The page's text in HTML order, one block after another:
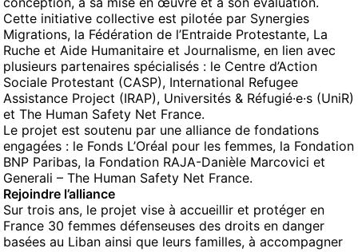
Cette initiative collective est pilotée par Synergies
Migrations, la Fédération de l’Entraide Protestante, La
Ruche et Aide Humanitaire et Journalisme, en lien avec
plusieurs partenaires spécialisés : le Centre d’Action
Sociale Protestant (CASP), International Refugee
Assistance Project (IRAP), Universités & Réfugié·e·s (UniR)
et The Human Safety Net France.
Le projet est soutenu par une alliance de fondations
engagées : le Fonds L’Oréal pour les femmes, la Fondation
BNP Paribas, la Fondation RAJA-Danièle Marcovici et
Generali – The Human Safety Net France.
Rejoindre l’alliance
Sur trois ans, le projet vise à accueillir et protéger en
France 30 femmes défenseuses des droits en danger
basées au Liban ainsi que leurs familles, à accompagner